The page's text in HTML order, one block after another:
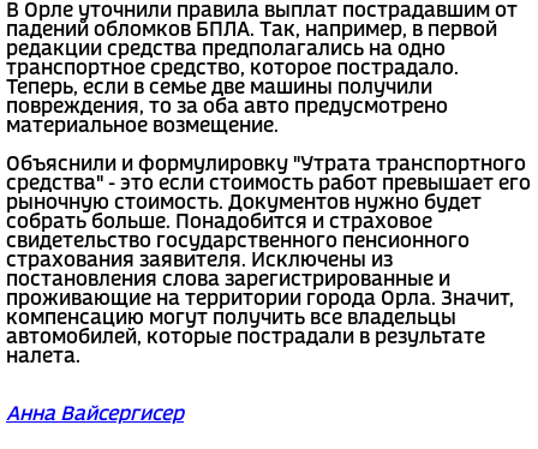
В Орле уточнили правила выплат пострадавшим от
падений обломков БПЛА. Так, например, в первой
редакции средства предполагались на одно
транспортное средство, которое пострадало.
Теперь, если в семье две машины получили
повреждения, то за оба авто предусмотрено
материальное возмещение.
Объяснили и формулировку "Утрата транспортного
средства" - это если стоимость работ превышает его
рыночную стоимость. Документов нужно будет
собрать больше. Понадобится и страховое
свидетельство государственного пенсионного
страхования заявителя. Исключены из
постановления слова зарегистрированные и
проживающие на территории города Орла. Значит,
компенсацию могут получить все владельцы
автомобилей, которые пострадали в результате
налета.
Анна Вайсергисер